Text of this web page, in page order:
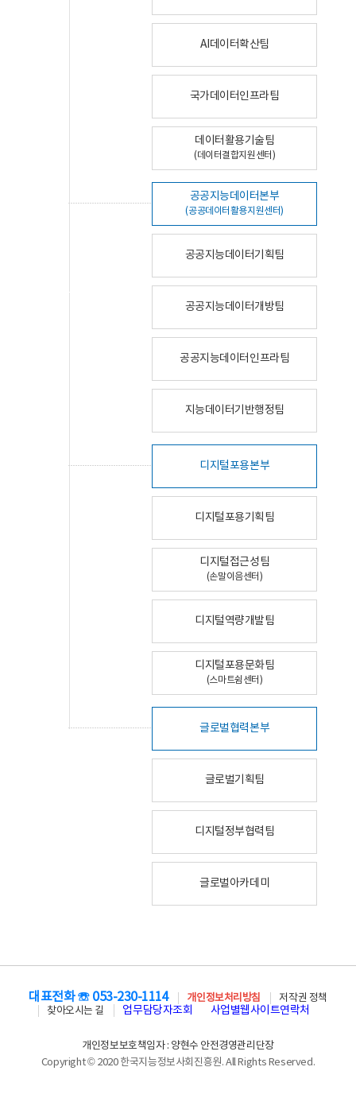
AI데이터확산팀
국가데이터인프라팀
데이터활용기술팀
(데이터결합지원센터)
공공지능데이터본부
(공공데이터활용지원센터)
공공지능데이터기획팀
공공지능데이터개방팀
공공지능데이터인프라팀
지능데이터기반행정팀
디지털포용본부
디지털포용기획팀
디지털접근성팀
(손말이음센터)
디지털역량개발팀
디지털포용문화팀
(스마트쉼센터)
글로벌협력본부
글로벌기획팀
디지털정부협력팀
글로벌아카데미
대표전화 ☏ 053-230-1114 개인정보처리방침
저작권 정책
찾아오시는 길
업무담당자조회 사업별웹사이트연락처
개인정보보호책임자 : 양현수 안전경영관리단장
Copyright © 2020 한국지능정보사회진흥원. All Rights Reserved.